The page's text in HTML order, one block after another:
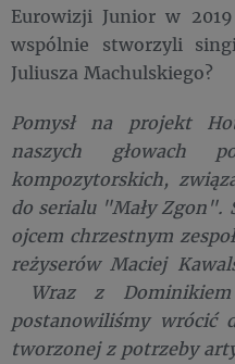
Eurowizji Junior w
wspólnie stworzyli
Juliusza Machulskiego?
Pomysł na projekt
naszych głowach
kompozytorskich,
do serialu "Mały Zgon".
ojcem chrzestnym
reżyserów Maciej
Wraz z Dominikiem
postanowiliśmy wrócić
tworzonej z potrzeby